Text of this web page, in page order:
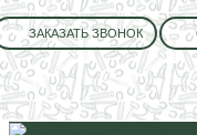
ЗАКАЗАТЬ ЗВОНОК